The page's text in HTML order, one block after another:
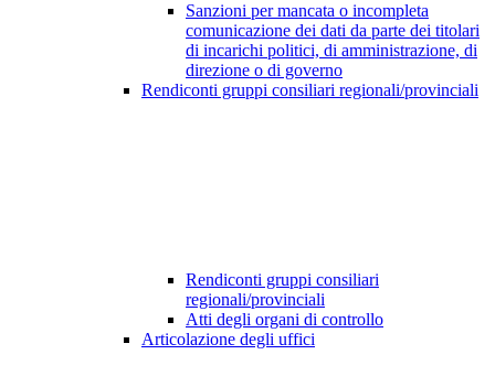
Sanzioni per mancata o incompleta
comunicazione dei dati da parte dei titolari
di incarichi politici, di amministrazione, di
direzione o di governo
Rendiconti gruppi consiliari regionali/provinciali
Rendiconti gruppi consiliari
regionali/provinciali
Atti degli organi di controllo
Articolazione degli uffici